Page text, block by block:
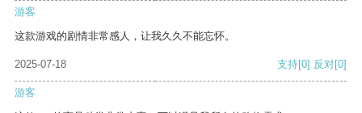
游客
这款游戏的剧情非常感人，让我久久不能忘怀。
2025-07-18 支持[0] 反对[0]
游客